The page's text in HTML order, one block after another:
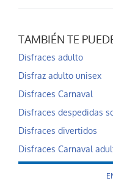
TAMBIÉN TE
Disfraces adulto
Disfraz adulto unisex
Disfraces Carnaval
Disfraces despedidas
Disfraces divertidos
Disfraces Carnaval